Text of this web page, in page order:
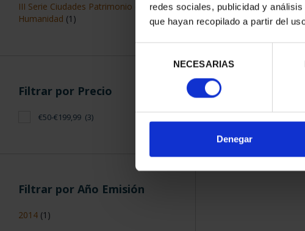
redes sociales, publicidad y
que hayan recopilado a partir del
consentimiento
NECESARIAS
Denegar
III Serie Ciudades Patrimonio de la
Humanidad (1)
Filtrar por Precio
€50-€199,99 (3)
Filtrar por Año Emisión
2014 (1)